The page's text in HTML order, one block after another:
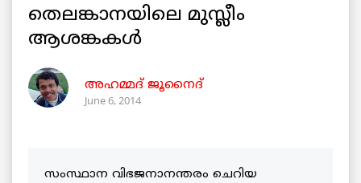
തെലങ്കാനയിലെ മുസ്ലീം
ആശങ്കകള്‍
അഹമ്മദ് ജൂനൈദ്
June 6, 2014
സംസ്ഥാന വിഭജനാനന്തരം ചെറിയ